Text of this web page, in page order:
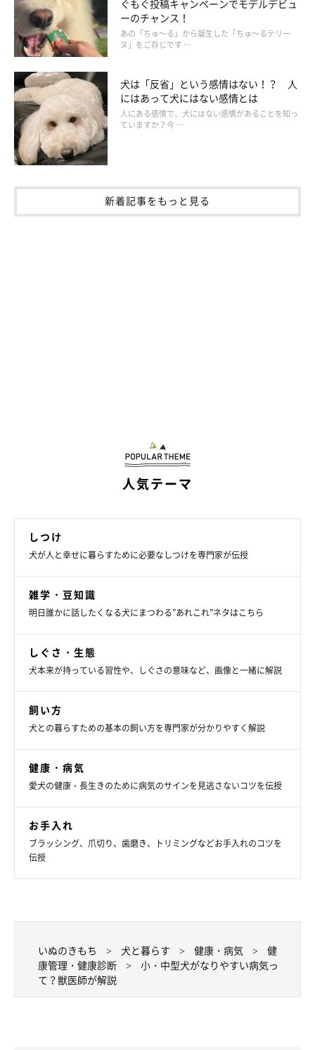
文／いぬのきもち編集室
ぐもぐ投稿キャンペーンでモデルデビュ
ーのチャンス！
あの「ちゅ～る」から誕生した「ちゅ～るテリー
ヌ」をご存じです …
犬は「反省」という感情はない！？ 人
にはあって犬にはない感情とは
人にある感情で、犬にはない感情があることを知っ
ていますか？今 …
新着記事をもっと見る
人気テーマ
しつけ
犬が人と幸せに暮らすために必要なしつけを専門家が伝授
雑学・豆知識
明日誰かに話したくなる犬にまつわる”あれこれ”ネタはこちら
しぐさ・生態
犬本来が持っている習性や、しぐさの意味など、画像と一緒に解説
飼い方
犬との暮らすための基本の飼い方を専門家が分かりやすく解説
健康・病気
愛犬の健康・長生きのために病気のサインを見逃さないコツを伝授
お手入れ
ブラッシング、爪切り、歯磨き、トリミングなどお手入れのコツを
伝授
いぬのきもち 犬と暮らす 健康・病気
健
康管理・健康診断
小・中型犬がなりやすい病気っ
て？獣医師が解説